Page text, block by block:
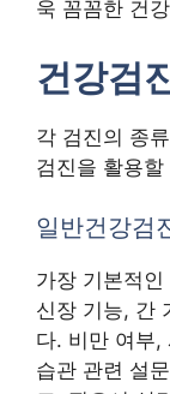
욱 꼼꼼한 건
건강검
각 검진의 종
검진을 활용
일반건강검
가장 기본적
신장 기능, 간
다. 비만 여부,
습관 관련 설